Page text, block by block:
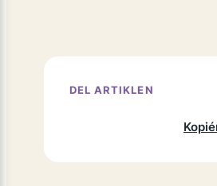
DEL ARTIKLEN